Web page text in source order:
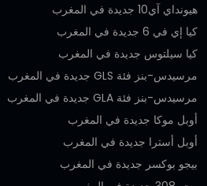
هيونداي آي10 جديدة في المغرب
كيا إي في 6 جديدة في المغرب
كيا سيلتوس جديدة في المغرب
مرسيدس-بنز فئة GLS جديدة في المغرب
مرسيدس-بنز فئة GLA جديدة في المغرب
أوبل موكا جديدة في المغرب
أوبل أسترا جديدة في المغرب
بيجو بوكسر جديدة في المغرب